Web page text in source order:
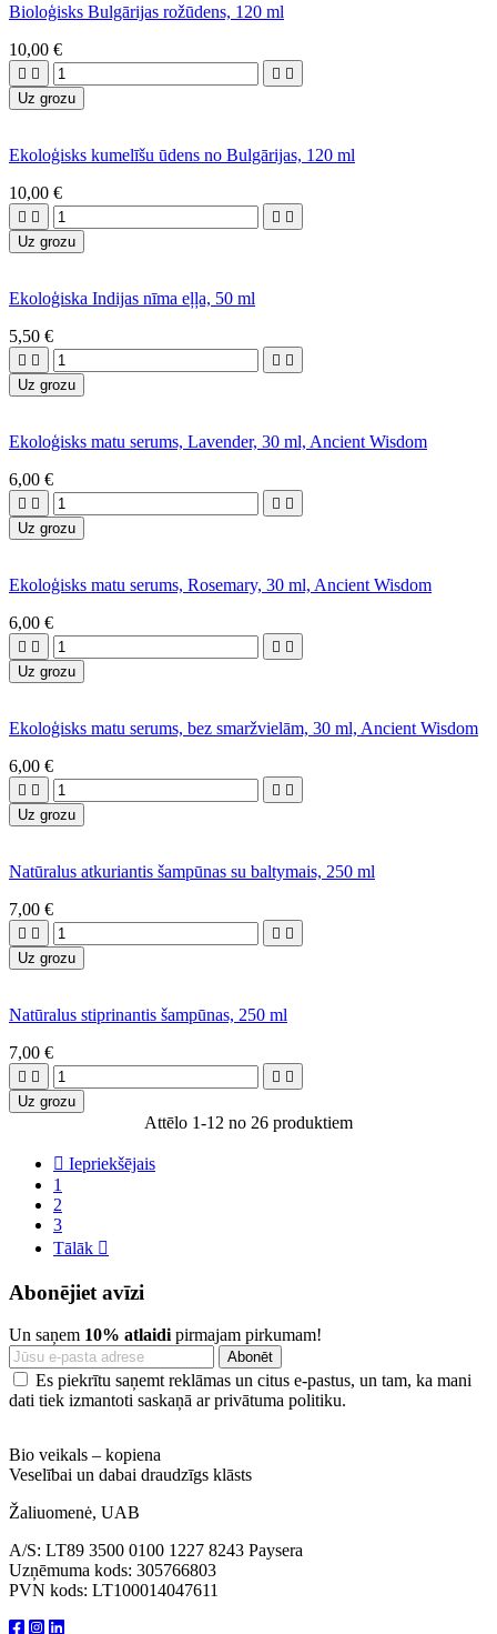
Bioloģisks Bulgārijas rožūdens, 120 ml
10,00 €
   
Uz grozu
Ekoloģisks kumelīšu ūdens no Bulgārijas, 120 ml
10,00 €
   
Uz grozu
Ekoloģiska Indijas nīma eļļa, 50 ml
5,50 €
   
Uz grozu
Ekoloģisks matu serums, Lavender, 30 ml, Ancient Wisdom
6,00 €
   
Uz grozu
Ekoloģisks matu serums, Rosemary, 30 ml, Ancient Wisdom
6,00 €
   
Uz grozu
Ekoloģisks matu serums, bez smaržvielām, 30 ml, Ancient Wisdom
6,00 €
   
Uz grozu
Natūralus atkuriantis šampūnas su baltymais, 250 ml
7,00 €
   
Uz grozu
Natūralus stiprinantis šampūnas, 250 ml
7,00 €
   
Uz grozu
Attēlo 1-12 no 26 produktiem
 Iepriekšējais
1
2
3
Tālāk 
Abonējiet avīzi
Un saņem 10% atlaidi pirmajam pirkumam!
Es piekrītu saņemt reklāmas un citus e-pastus, un tam, ka mani
dati tiek izmantoti saskaņā ar privātuma politiku.
Bio veikals – kopiena
Veselībai un dabai draudzīgs klāsts
Žaliuomenė, UAB
A/S: LT89 3500 0100 1227 8243 Paysera
Uzņēmuma kods: 305766803
PVN kods: LT100014047611